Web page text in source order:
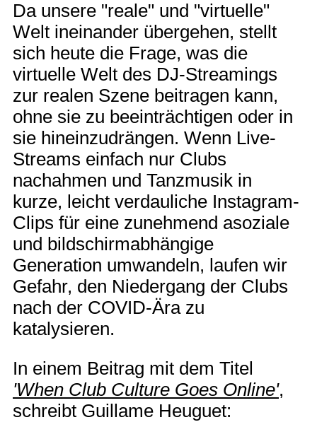
Da unsere "reale" und "virtuelle"
Welt ineinander übergehen, stellt
sich heute die Frage, was die
virtuelle Welt des DJ-Streamings
zur realen Szene beitragen kann,
ohne sie zu beeinträchtigen oder in
sie hineinzudrängen. Wenn Live-
Streams einfach nur Clubs
nachahmen und Tanzmusik in
kurze, leicht verdauliche Instagram-
Clips für eine zunehmend asoziale
und bildschirmabhängige
Generation umwandeln, laufen wir
Gefahr, den Niedergang der Clubs
nach der COVID-Ära zu
katalysieren.
In einem Beitrag mit dem Titel
'When Club Culture Goes Online',
schreibt Guillame Heuguet: